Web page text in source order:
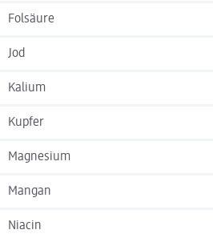
Folsäure
Jod
Kalium
Kupfer
Magnesium
Mangan
Niacin